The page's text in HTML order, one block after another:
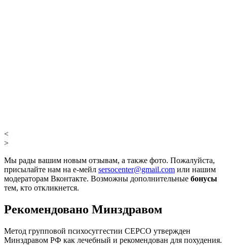
<
>
Мы рады вашим новым отзывам, а также фото. Пожалуйста,
присылайте нам на е-мейл sersocenter@gmail.com или нашим
модераторам Вконтакте. Возможны дополнительные бонусы
тем, кто откликнется.
Рекомендовано Минздравом
Метод групповой психосуггестии СЕРСО утвержден
Минздравом РФ как лечебный и рекомендован для похудения.